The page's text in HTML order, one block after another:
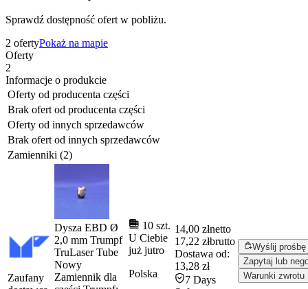
Sprawdź dostępność ofert w pobliżu.
2 ofertyPokaż na mapie
Oferty
2
Informacje o produkcie
Oferty od producenta części
Brak ofert od producenta części
Oferty od innych sprzedawców
Brak ofert od innych sprzedawców
Zamienniki (2)
Zaufany
Dysza EBD Ø
2,0 mm Trumpf
TruLaser Tube
Nowy
Zamiennik dla
10 szt.
U Ciebie
już jutro
Polska
14,00 złnetto
17,22 złbrutto
Dostawa od:
13,28 zł
7 Days
Wyślij
Zapytaj lub
Warunki zwrotu